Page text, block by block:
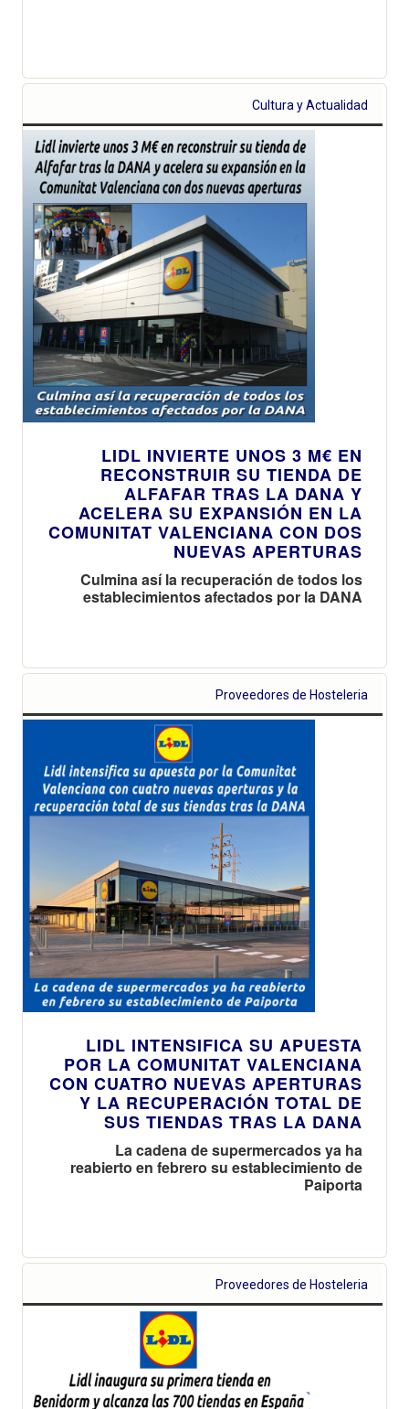
Cultura y Actualidad
LIDL INVIERTE UNOS 3 M€ EN
RECONSTRUIR SU TIENDA DE
ALFAFAR TRAS LA DANA Y
ACELERA SU EXPANSIÓN EN LA
COMUNITAT VALENCIANA CON DOS
NUEVAS APERTURAS
Culmina así la recuperación de todos los
establecimientos afectados por la DANA
Proveedores de Hosteleria
LIDL INTENSIFICA SU APUESTA
POR LA COMUNITAT VALENCIANA
CON CUATRO NUEVAS APERTURAS
Y LA RECUPERACIÓN TOTAL DE
SUS TIENDAS TRAS LA DANA
La cadena de supermercados ya ha
reabierto en febrero su establecimiento de
Paiporta
Proveedores de Hosteleria